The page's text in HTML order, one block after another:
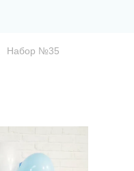
Набор №35